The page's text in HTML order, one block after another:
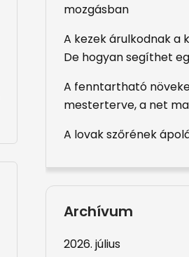
mozgásban
A kezek árulkodnak a
De hogyan segíthet
A fenntartható
mesterterve, a net
A lovak szőrének
Archívum
2026. július